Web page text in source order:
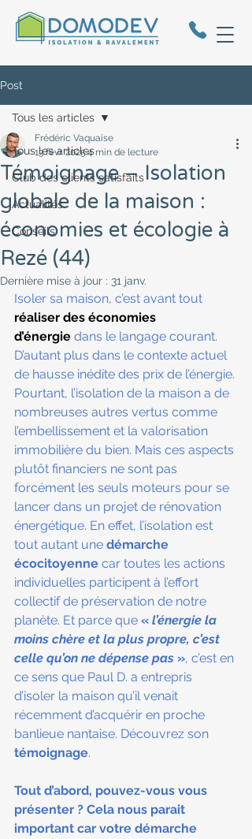
Post
Tous les articles
Club des clients satisfaits
Actualités
Conseils
Tous les articles
Témoignage – Isolation
globale de la maison :
économies et écologie à
Rezé (44)
Frédéric Vaquaise
13 févr. 20254 min de lecture
Dernière mise à jour : 31 janv.
Isoler sa maison, c’est avant tout
réaliser des économies
d’énergie dans le langage courant.
D’autant plus dans le contexte actuel
de hausse inédite des prix de l’énergie.
Pourtant, l’isolation de la maison a de
nombreuses autres vertus comme
l’embellissement et la valorisation
immobilière du bien. Mais ces aspects
plutôt financiers ne sont pas
forcément les seuls moteurs pour se
lancer dans un projet de rénovation
énergétique. En effet, l’isolation est
tout autant une démarche
écocitoyenne car toutes les actions
individuelles participent à l’effort
collectif de préservation de notre
planète. Et parce que « l’énergie la
moins chère et la plus propre, c’est
celle qu’on ne dépense pas », c’est en
ce sens que Paul D. a entrepris
d’isoler la maison qu’il venait
récemment d’acquérir en proche
banlieue nantaise. Découvrez son
témoignage.
Tout d’abord, pouvez-vous vous
présenter ? Cela nous parait
important car votre démarche